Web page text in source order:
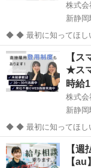
新静岡
◆ ◆ 最初に知ってほしい!!シエロの特長♪ 幅広くお仕事を紹介してい
る当社！ 専任のコーデ
て、お仕事探しに丁寧
／／ 高収入でしっか...
静岡
【
★ス
時給
新静岡
◆ ◆ 最初に知ってほしい!!シエロの特長♪ 幅広くお仕事を紹介してい
る当社！ 専任のコーデ
て、お仕事探しに丁寧
／／ 高収入でしっか...
静岡 静岡市 新
【週
【